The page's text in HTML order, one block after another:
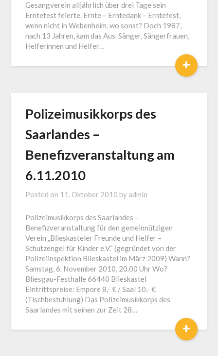
Gesangverein alljährlich über drei Tage sein
Erntefest feierte. Ernte – Erntedank – Erntefest,
wenn nicht in Webenheim, wo sonst? Doch 1987,
nach 13 Jahren, kam das Aus. Sänger, Sängerfrauen,
Helferinnen und Helfer…
+
Polizeimusikkorps des
Saarlandes –
Benefizveranstaltung am
6.11.2010
Posted on 11. Oktober 2010 by admin
Polizeimusikkorps des Saarlandes –
Benefizveranstaltung für den gemeinnützigen
Verein „Blieskasteler Freunde und Helfer –
Schutzengel für Kinder e.V.“ (gegründet von der
Polizeiinspektion Blieskastel im März 2009) Wann?
Samstag, 6. November 2010, 20.00 Uhr Wo?
Bliesgau-Festhalle 66440 Blieskastel
Eintrittspreise: Empore 8,- € / Saal 10,- €
(Tischbestuhlung) Das Polizeimusikkorps des
Saarlandes mit seinen zur Zeit 28…
+